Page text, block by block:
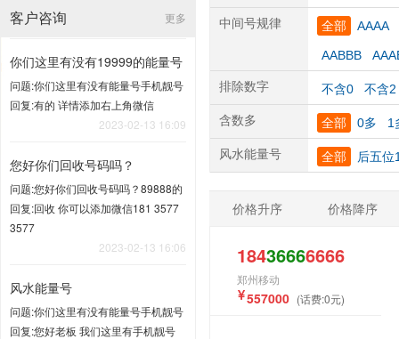
更多
客户咨询
你们这里有没有19999的能量号
问题:你们这里有没有能量号手机靓号
回复:有的 详情添加右上角微信
2023-02-13 16:09
您好你们回收号码吗？
问题:您好你们回收号码吗？89888的
回复:回收 你可以添加微信181 3577
3577
2023-02-13 16:06
风水能量号
问题:你们这里有没有能量号手机靓号
回复:您好老板 我们这里有手机靓号
中间号规律 全部 AAAA
AABBB
排除数字 不含0 不含2
含数多 全部 0多 1
风水能量号 全部 后五位
价格升序 价格降序
18436666666
郑州移动
557000 (话费:0元)